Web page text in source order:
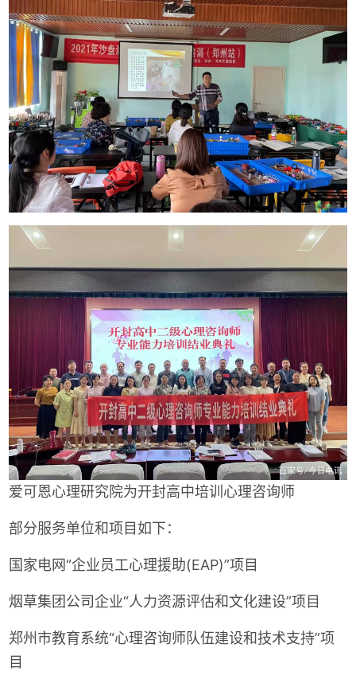
爱可恩心理研究院为开封高中培训心理咨询师
部分服务单位和项目如下：
国家电网“企业员工心理援助(EAP)”项目
烟草集团公司企业“人力资源评估和文化建设”项目
郑州市教育系统“心理咨询师队伍建设和技术支持”项
目